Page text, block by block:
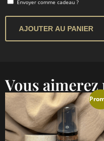
Envoyer comme cadeau ?
AJOUTER AU PANIER
Vous